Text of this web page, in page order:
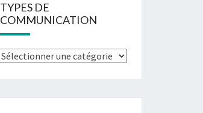
TYPES DE
COMMUNICATION